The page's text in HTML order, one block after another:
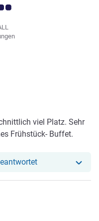
4.0/5
viel Platz. Sehr
Frühstück- Buffet.
Unser Hotel hat
4.5/5